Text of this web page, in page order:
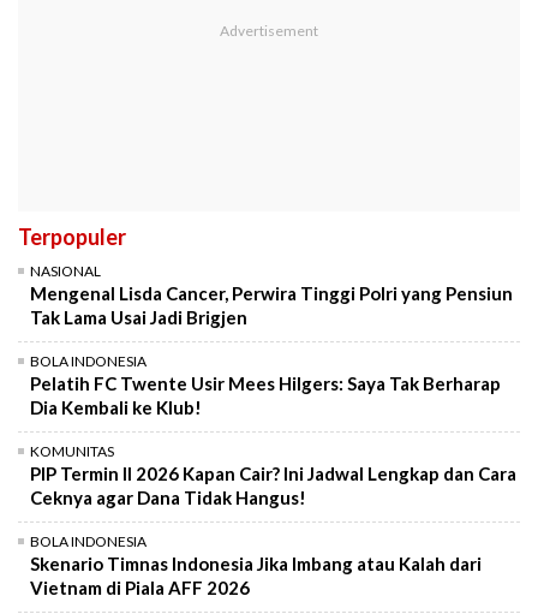
Terpopuler
NASIONAL
Mengenal Lisda Cancer, Perwira Tinggi Polri yang Pensiun
Tak Lama Usai Jadi Brigjen
BOLA INDONESIA
Pelatih FC Twente Usir Mees Hilgers: Saya Tak Berharap
Dia Kembali ke Klub!
KOMUNITAS
PIP Termin II 2026 Kapan Cair? Ini Jadwal Lengkap dan Cara
Ceknya agar Dana Tidak Hangus!
BOLA INDONESIA
Skenario Timnas Indonesia Jika Imbang atau Kalah dari
Vietnam di Piala AFF 2026